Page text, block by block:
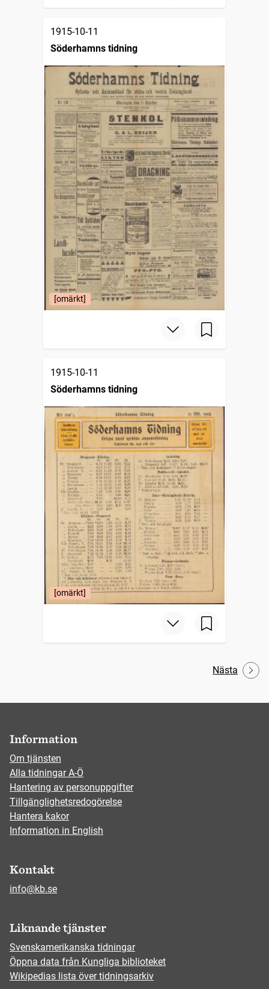
1915-10-11
Söderhamns tidning
[omärkt]
1915-10-11
Söderhamns tidning
[omärkt]
Nästa
Information
Om tjänsten
Alla tidningar A-Ö
Hantering av personuppgifter
Tillgänglighetsredogörelse
Hantera kakor
Information in English
Kontakt
info@kb.se
Liknande tjänster
Svenskamerikanska tidningar
Öppna data från Kungliga biblioteket
Wikipedias lista över tidningsarkiv